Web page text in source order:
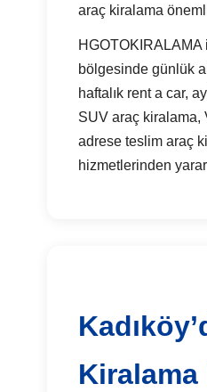
araç kiralama
HGOTOKIRALAMA
bölgesinde günlük
haftalık rent a car,
SUV araç kiralama,
adrese teslim araç
hizmetlerinden
Kiralama